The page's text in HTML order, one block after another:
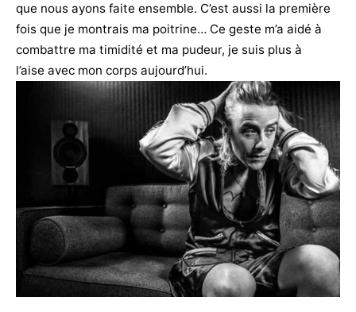
que nous ayons faite ensemble. C’est aussi la première
fois que je montrais ma poitrine… Ce geste m’a aidé à
combattre ma timidité et ma pudeur, je suis plus à
l’aise avec mon corps aujourd’hui.